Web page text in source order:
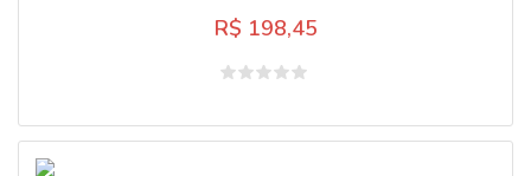
R$ 198,45
de
5